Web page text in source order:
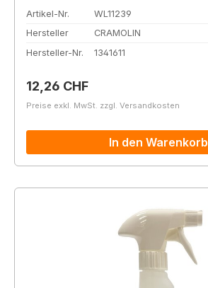
Artikel-Nr.
WL11239
Hersteller
CRAMOLIN
Hersteller-Nr.
1341611
Regulärer Preis:
12,26 CHF
Preise exkl. MwSt. zzgl. Versandkosten
In den Warenkorb